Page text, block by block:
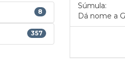
8
357
Súmula:
Dá nome a